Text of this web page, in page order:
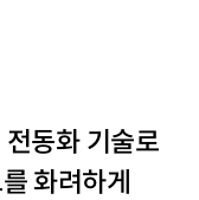
동화 기술로
화려하게